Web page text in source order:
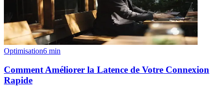
Optimisation6 min
Comment Améliorer la Latence de Votre Connexion
Rapide